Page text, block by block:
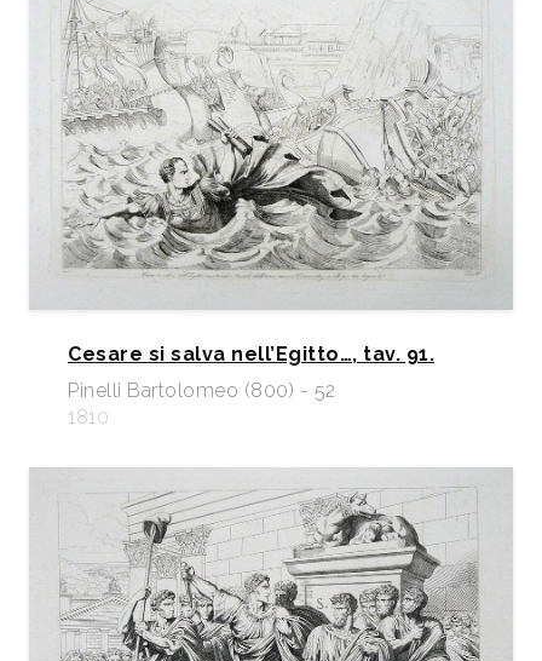
Cesare si salva nell’Egitto…, tav. 91.
Pinelli Bartolomeo (800) - 52
1810